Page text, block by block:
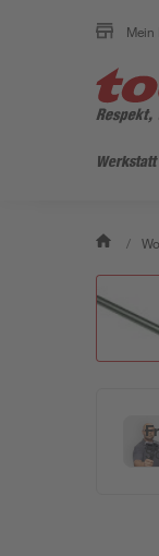
Mein
/